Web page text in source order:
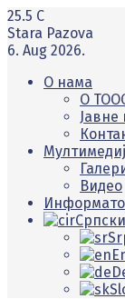
25.5 C
Stara Pazova
6. Aug 2026.
О нама
O
Јавне
Видео